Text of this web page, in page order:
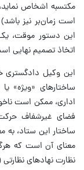
مکتسبه اشخاص
است زمان‌بر نیز باشد)
این دستور موقت،
اتخاذ تصمیم نهایی
این وکیل دادگستری
ساختارهای «ویژه»
اداری، ممکن است
فضای غیرشفاف حرکت
ساختار این ستاد، به
معنای آن است که
نظارت نهادهای